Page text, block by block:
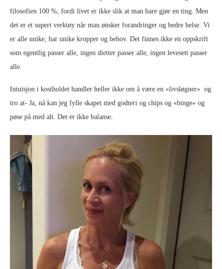
filosofien 100 %, fordi livet er ikke slik at man bare gjør en ting. Men
det er et supert verktøy når man ønsker forandringer og bedre helse. Vi
er alle unike, har unike kropper og behov. Det finnes ikke en oppskrift
som egentlig passer alle, ingen dietter passer alle, ingen levesett passer
alle.
Intuisjon i kostholdet handler heller ikke om å være en «livsløgner» og
tro at- Ja, nå kan jeg fylle skapet med godteri og chips og «binge» og
pøse på med alt. Det er ikke balanse.